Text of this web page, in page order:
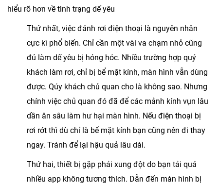
hiểu rõ hơn về tình trạng dế yêu
Thứ nhất, việc đánh rơi điện thoại là nguyên nhân
cực kì phổ biến. Chỉ cần một vài va chạm nhỏ cũng
đủ làm dế yêu bị hỏng hóc. Nhiều trường hợp quý
khách làm rơi, chỉ bị bể mặt kính, màn hình vẫn dùng
được. Qúy khách chủ quan cho là không sao. Nhưng
chính việc chủ quan đó đã để các mảnh kính vụn lâu
dần ăn sâu làm hư hại màn hình. Nếu điện thoại bị
rơi rớt thì dù chỉ là bể mặt kính bạn cũng nên đi thay
ngay. Tránh để lại hậu quả lâu dài.
Thứ hai, thiết bị gặp phải xung đột do bạn tải quá
nhiều app không tương thích. Dẫn đến màn hình bị